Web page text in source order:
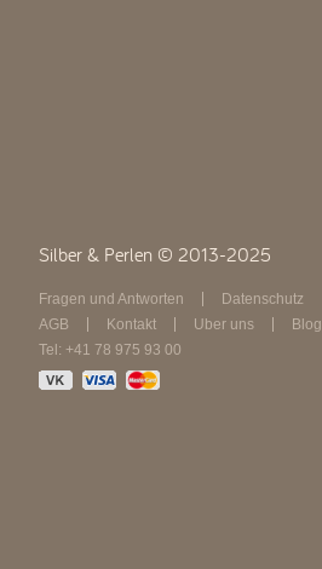
Silber & Perlen © 2013-2025
Fragen und Antworten
Datenschutz
AGB
Kontakt Über uns
Blog
Tel: +41 78 975 93 00